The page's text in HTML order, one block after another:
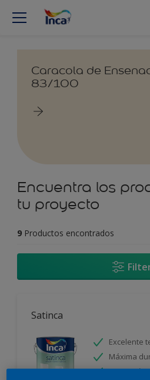
Caracola de
83/100
Encuentra los
tu proyecto
9 Productos encontrados
Satinca
Excelente
Máxima
Protección